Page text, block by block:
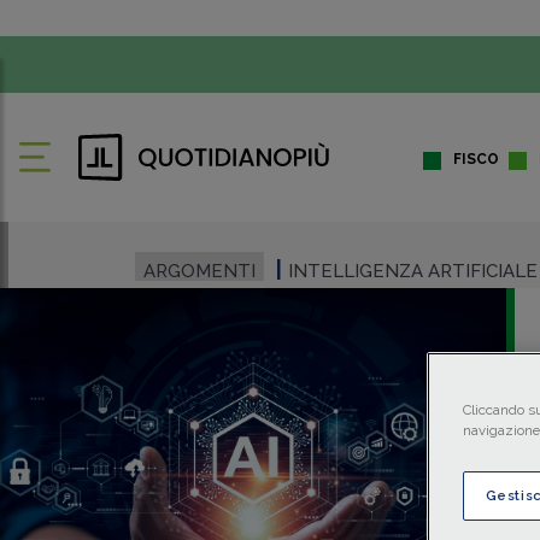
FISCO
ARGOMENTI INTELLIGENZA ARTIFICIALE
Cliccando